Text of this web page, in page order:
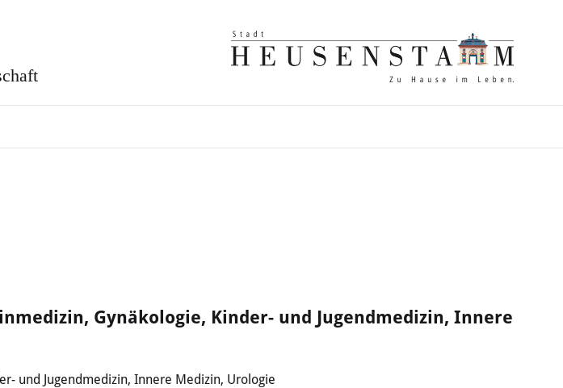
Gynäkologie, Kinder- und Jugendmedizin, Innere
und Jugendmedizin, Innere Medizin, Urologie